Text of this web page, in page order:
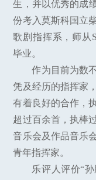
生，并以优秀的成
份考入莫斯科国立
歌剧指挥系，师从
毕业。
作为目前为数
凭及经历的指挥家
有着良好的合作，
超过百余首，执棒
音乐会及作品音乐
青年指挥家。
乐评人评价“